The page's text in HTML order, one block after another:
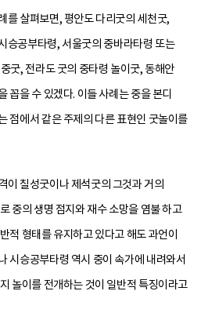
를 살펴보면, 평안도 다리굿의 세천굿,
승공부타령, 서울굿의 중바라타령 또는
굿, 전라도 굿의 중타령 놀이굿, 동해안
꼽을 수 있겠다. 이들 사례는 중을 본디
점에서 같은 주제의 다른 표현인 굿놀이를
이 칠성굿이나 제석굿의 그것과 거의
중의 생명 점지와 재수 소망을 염불 하고
적 형태를 유지하고 있다고 해도 과언이
시승공부타령 역시 중이 속가에 내려와서
놀이를 전개하는 것이 일반적 특징이라고